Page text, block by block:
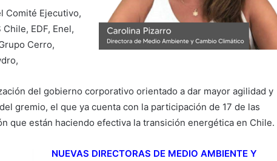
Comité Ejecutivo,
EDF, Enel,
Cerro,
del gobierno corporativo orientado a dar mayor agilidad y
gremio, el que ya cuenta con la participación de 17 de las
que están haciendo efectiva la transición energética en Chile.
NUEVAS DIRECTORAS DE MEDIO AMBIENTE Y